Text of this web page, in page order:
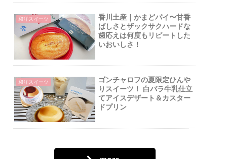
和洋スイーツ
香川土産｜かまどパイ〜甘香
ばしさとザックサクハードな
歯応えは何度もリピートした
いおいしさ！
和洋スイーツ
ゴンチャロフの夏限定ひんや
りスイーツ！ 白バラ牛乳仕立
てアイスデザート＆カスター
ドプリン